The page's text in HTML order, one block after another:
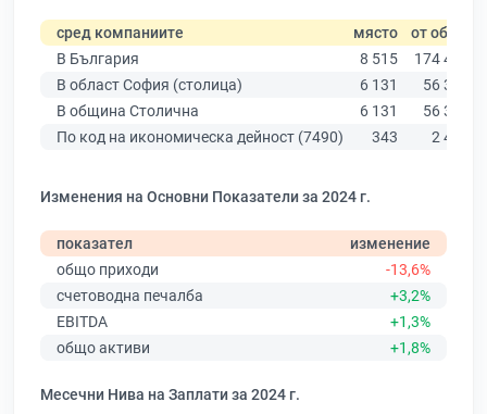
сред компаниите място от общо
В България
8 515
174 403
В област София (столица)
6 131
56 378
В община Столична
6 131
56 378
По код на икономическа дейност (7490)
343 2 483
Изменения на Основни Показатели за 2024 г.
показател
изменение
общо приходи
-13,6%
счетоводна печалба
+3,2%
EBITDA
+1,3%
общо активи
+1,8%
Месечни Нива на Заплати за 2024 г.